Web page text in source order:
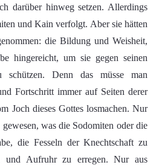
darüber hinweg setzen. Allerdings
und Kain verfolgt. Aber sie hätten
die Bildung und Weisheit,
hingereicht, um sie gegen seinen
schützen. Denn das müsse man
Fortschritt immer auf Seiten derer
Joch dieses Gottes losmachen. Nur
gewesen, was die Sodomiten oder die
die Fesseln der Knechtschaft zu
und Aufruhr zu erregen. Nur aus